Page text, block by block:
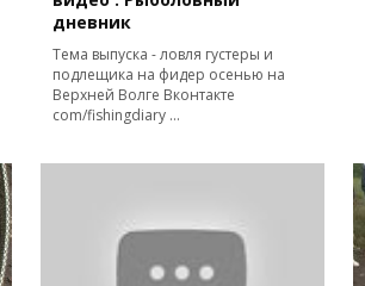
дневник
Тема выпуска - ловля густеры и
подлещика на фидер осенью на
Верхней Волге Вконтакте
com/fishingdiary ...